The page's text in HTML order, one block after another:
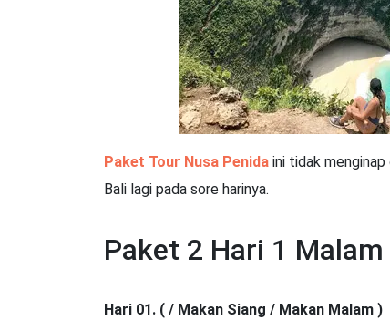
Paket Tour Nusa Penida ini tidak menginap
Bali lagi pada sore harinya.
Paket 2 Hari 1
Hari 01. ( / Makan Siang / Makan Malam )